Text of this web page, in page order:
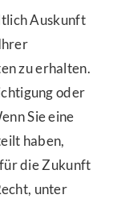
Auskunft
zu erhalten.
oder
Sie eine
haben,
die Zukunft
unter